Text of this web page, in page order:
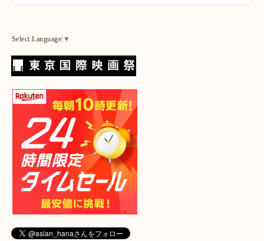
Select Language ▼